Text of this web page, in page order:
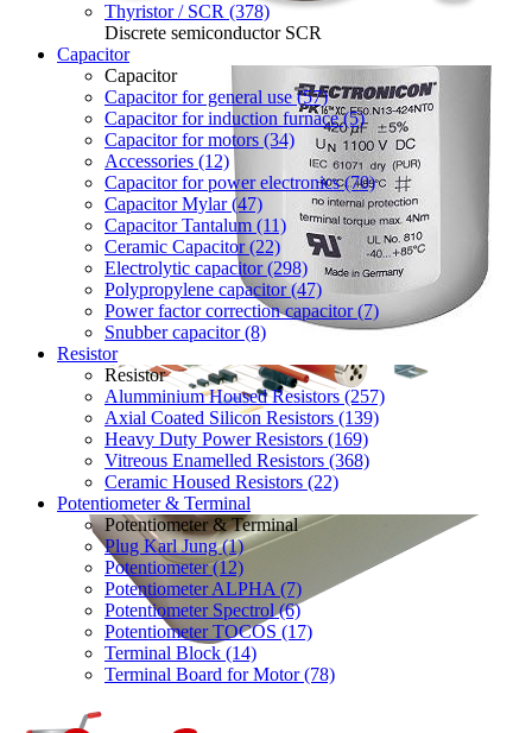
Thyristor / SCR (378)
Discrete semiconductor SCR
Capacitor
Capacitor
Capacitor for general use (57)
Capacitor for induction furnace (5)
Capacitor for motors (34)
Accessories (12)
Capacitor for power electronics (70)
Capacitor Mylar (47)
Capacitor Tantalum (11)
Ceramic Capacitor (22)
Electrolytic capacitor (298)
Polypropylene capacitor (47)
Power factor correction capacitor (7)
Snubber capacitor (8)
Resistor
Resistor
Alumminium Housed Resistors (257)
Axial Coated Silicon Resistors (139)
Heavy Duty Power Resistors (169)
Vitreous Enamelled Resistors (368)
Ceramic Housed Resistors (22)
Potentiometer & Terminal
Potentiometer & Terminal
Plug Karl Jung (1)
Potentiometer (12)
Potentiometer ALPHA (7)
Potentiometer Spectrol (6)
Potentiometer TOCOS (17)
Terminal Block (14)
Terminal Board for Motor (78)